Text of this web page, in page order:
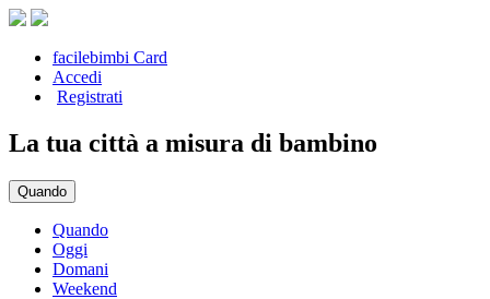
facilebimbi Card
Accedi
Registrati
La tua città a misura di bambino
Quando
Quando
Oggi
Domani
Weekend